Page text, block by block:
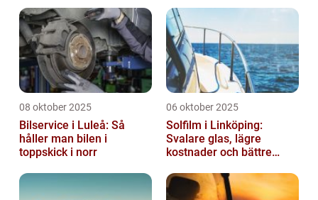
08 oktober 2025
Bilservice i Luleå: Så
håller man bilen i
toppskick i norr
06 oktober 2025
Solfilm i Linköping:
Svalare glas, lägre
kostnader och bättre